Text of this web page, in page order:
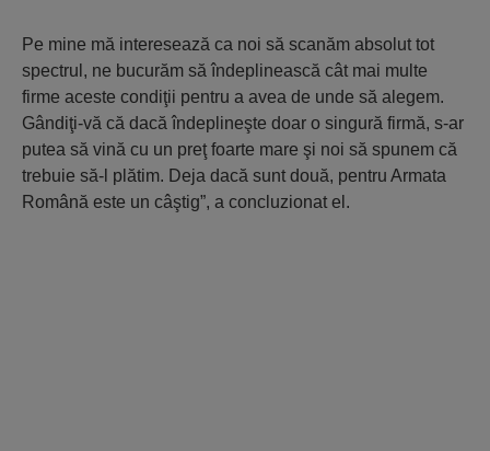
Pe mine mă interesează ca noi să scanăm absolut tot
spectrul, ne bucurăm să îndeplinească cât mai multe
firme aceste condiţii pentru a avea de unde să alegem.
Gândiţi-vă că dacă îndeplineşte doar o singură firmă, s-ar
putea să vină cu un preţ foarte mare şi noi să spunem că
trebuie să-l plătim. Deja dacă sunt două, pentru Armata
Română este un câştig”, a concluzionat el.